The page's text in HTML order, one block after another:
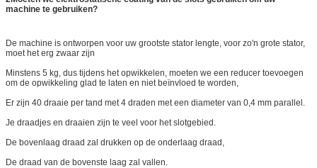
machine te gebruiken?
De machine is ontworpen voor uw grootste stator lengte, voor zo'n grote stator,
moet het erg zwaar zijn
Minstens 5 kg, dus tijdens het opwikkelen, moeten we een reducer toevoegen
om de opwikkeling glad te laten en niet beïnvloed te worden,
Er zijn 40 draaie per tand met 4 draden met een diameter van 0,4 mm parallel.
Je draadjes en draaien zijn te veel voor het slotgebied.
De bovenlaag draad zal drukken op de onderlaag draad,
De draad van de bovenste laag zal vallen.